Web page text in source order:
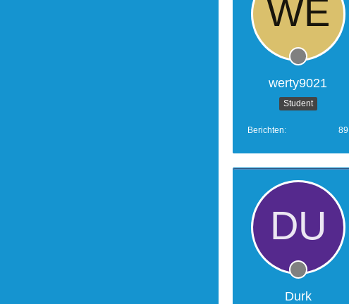
werty9021
Student
Berichten 89
Durk